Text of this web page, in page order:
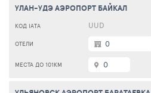
УЛАН-УДЭ АЭРОПОРТ БАЙКАЛ
UUD
0
0